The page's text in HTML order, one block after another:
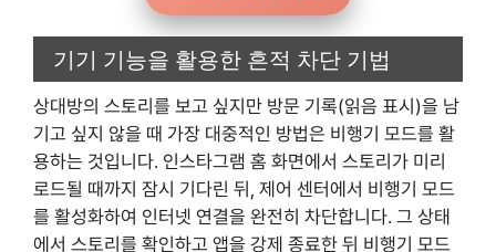
기기 기능을 활용한 흔적 차단 기법
상대방의 스토리를 보고 싶지만 방문 기록(읽음 표시)을 남
기고 싶지 않을 때 가장 대중적인 방법은 비행기 모드를 활
용하는 것입니다. 인스타그램 홈 화면에서 스토리가 미리
로드될 때까지 잠시 기다린 뒤, 제어 센터에서 비행기 모드
를 활성화하여 인터넷 연결을 완전히 차단합니다. 그 상태
에서 스토리를 확인하고 앱을 강제 종료한 뒤 비행기 모드